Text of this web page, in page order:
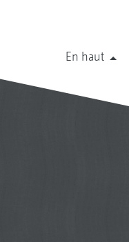
En haut